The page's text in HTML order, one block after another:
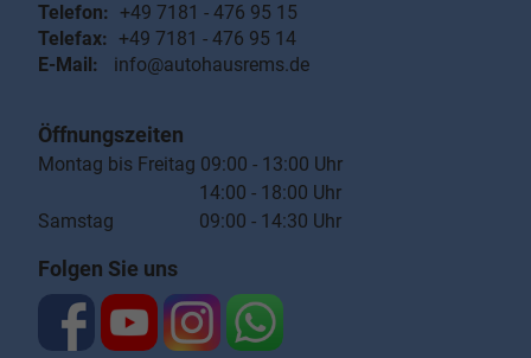
Telefon: +49 7181 - 476 95 15
Telefax: +49 7181 - 476 95 14
E-Mail:
info@autohausrems.de
Öffnungszeiten
Montag bis Freitag 09:00 - 13:00 Uhr
14:00 - 18:00 Uhr
Samstag 09:00 - 14:30 Uhr
Folgen Sie uns